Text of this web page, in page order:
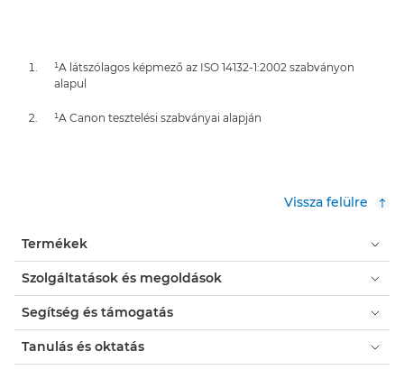
¹A látszólagos képmező az ISO 14132-1:2002 szabványon
alapul
¹A Canon tesztelési szabványai alapján
Vissza felülre
Termékek
Szolgáltatások és megoldások
Segítség és támogatás
Tanulás és oktatás